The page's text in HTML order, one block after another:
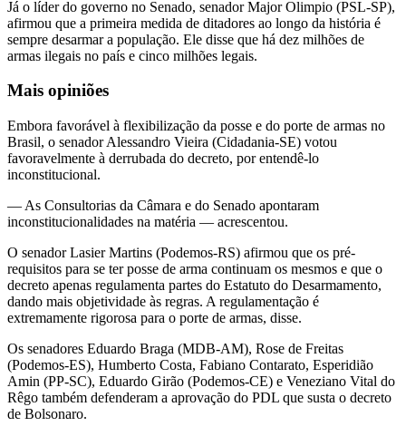
Já o líder do governo no Senado, senador Major Olimpio (PSL-SP),
afirmou que a primeira medida de ditadores ao longo da história é
sempre desarmar a população. Ele disse que há dez milhões de
armas ilegais no país e cinco milhões legais.
Mais opiniões
Embora favorável à flexibilização da posse e do porte de armas no
Brasil, o senador Alessandro Vieira (Cidadania-SE) votou
favoravelmente à derrubada do decreto, por entendê-lo
inconstitucional.
— As Consultorias da Câmara e do Senado apontaram
inconstitucionalidades na matéria — acrescentou.
O senador Lasier Martins (Podemos-RS) afirmou que os pré-
requisitos para se ter posse de arma continuam os mesmos e que o
decreto apenas regulamenta partes do Estatuto do Desarmamento,
dando mais objetividade às regras. A regulamentação é
extremamente rigorosa para o porte de armas, disse.
Os senadores Eduardo Braga (MDB-AM), Rose de Freitas
(Podemos-ES), Humberto Costa, Fabiano Contarato, Esperidião
Amin (PP-SC), Eduardo Girão (Podemos-CE) e Veneziano Vital do
Rêgo também defenderam a aprovação do PDL que susta o decreto
de Bolsonaro.